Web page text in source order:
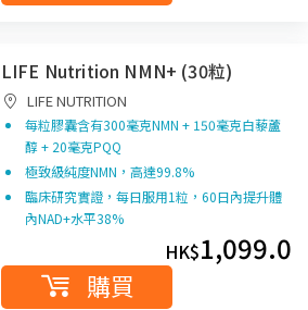
LIFE Nutrition NMN+ (30粒)
LIFE NUTRITION
每粒膠囊含有300毫克NMN + 150毫克白藜蘆
醇 + 20毫克PQQ
極致級純度NMN ，高達99.8%
臨床研究實證，每日服用1粒，60日內提升體
內NAD+水平38%
HK$1,099.0
購買